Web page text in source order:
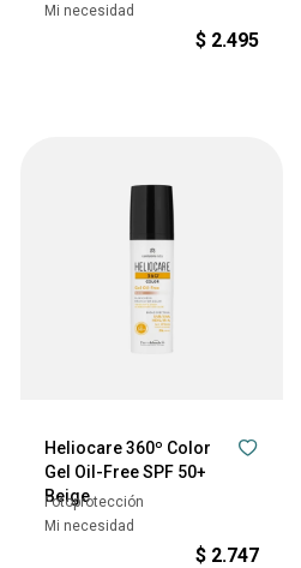
Mi necesidad
$ 2.495
Heliocare 360º Color
Gel Oil-Free SPF 50+
Beige
Fotoprotección
Mi necesidad
$ 2.747